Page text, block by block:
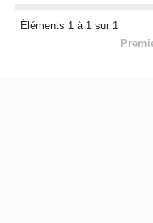
Éléments 1 à 1 sur 1